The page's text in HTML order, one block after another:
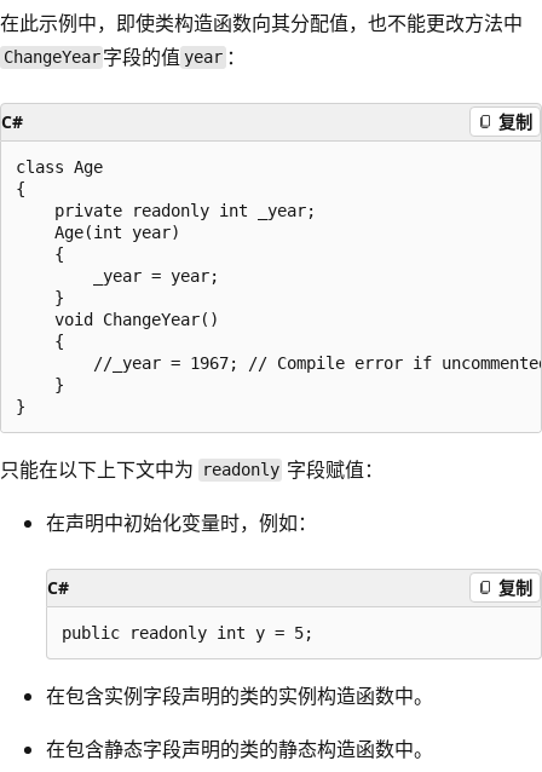
在此示例中，即使类构造函数向其分配值，也不能更改方法中
ChangeYear 字段的值 year：
C# 复制
class Age
{
    private readonly int _year;
    Age(int year)
    {
        _year = year;
    }
    void ChangeYear()
    {
//_year = 1967; // Compile error if
    }
只能在以下上下文中为 readonly 字段赋值：
在声明中初始化变量时，例如：
C# 复制
在包含实例字段声明的类的实例构造函数中。
在包含静态字段声明的类的静态构造函数中。